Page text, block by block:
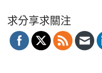
求分享求關注